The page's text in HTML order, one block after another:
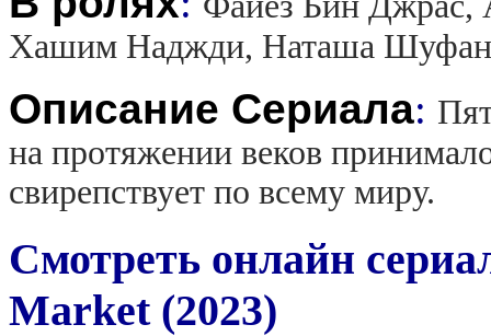
Хашим Наджди, Наташа
Описание Сериала:
на протяжении веков
свирепствует по всему миру.
Смотреть онлайн
Market (2023)